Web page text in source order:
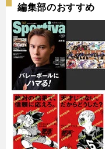
編集部のおすすめ